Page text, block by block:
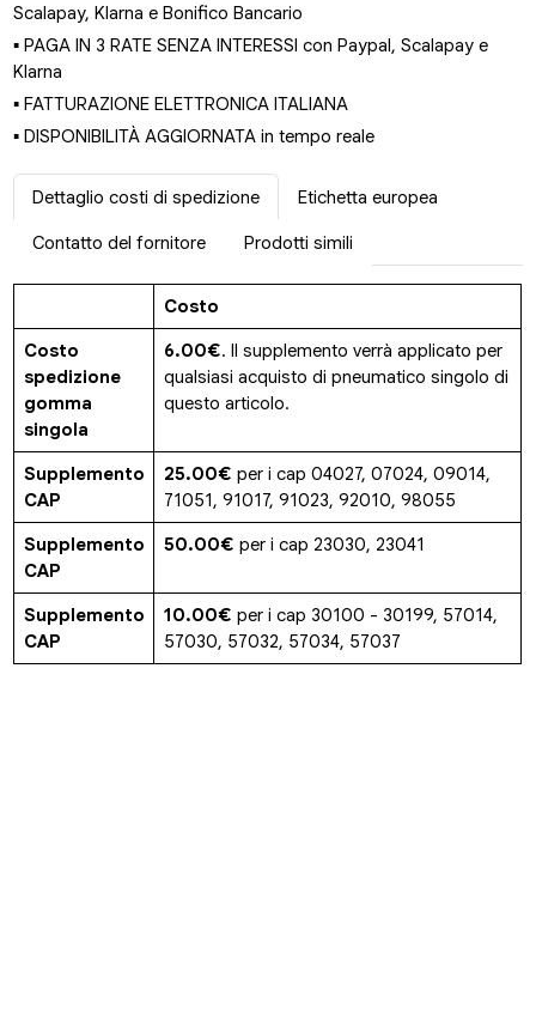
Scalapay, Klarna e Bonifico Bancario
▪ PAGA IN 3 RATE SENZA INTERESSI con Paypal, Scalapay e
Klarna
▪ FATTURAZIONE ELETTRONICA ITALIANA
▪ DISPONIBILITÀ AGGIORNATA in tempo reale
Dettaglio costi di spedizione Etichetta europea
Contatto del fornitore Prodotti simili
Costo
Costo
spedizione
gomma
singola
6.00€. Il supplemento verrà applicato per
qualsiasi acquisto di pneumatico singolo di
questo articolo.
Supplemento
CAP
25.00€ per i cap 04027, 07024, 09014,
71051, 91017, 91023, 92010, 98055
Supplemento
CAP
50.00€ per i cap 23030, 23041
Supplemento
CAP
10.00€ per i cap 30100 - 30199, 57014,
57030, 57032, 57034, 57037